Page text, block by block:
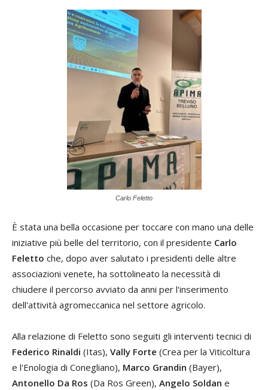
Carlo Feletto
È stata una bella occasione per toccare con mano una delle
iniziative più belle del territorio, con il presidente Carlo
Feletto che, dopo aver salutato i presidenti delle altre
associazioni venete, ha sottolineato la necessità di
chiudere il percorso avviato da anni per l'inserimento
dell'attività agromeccanica nel settore agricolo.
Alla relazione di Feletto sono seguiti gli interventi tecnici di
Federico Rinaldi (Itas), Vally Forte (Crea per la Viticoltura
e l'Enologia di Conegliano), Marco Grandin (Bayer),
Antonello Da Ros (Da Ros Green), Angelo Soldan e